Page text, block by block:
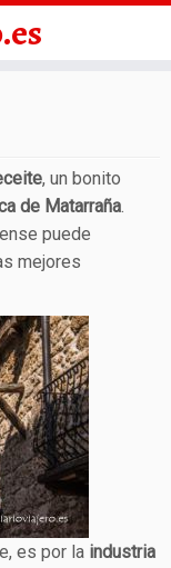
, un bonito
de Matarraña.
puede
mejores
es por la industria